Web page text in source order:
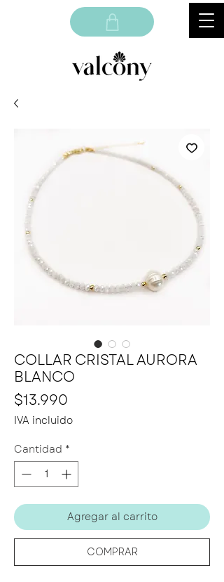
COLLAR CRISTAL AURORA
BLANCO
$13.990
IVA incluido
Cantidad *
Agregar al carrito
COMPRAR